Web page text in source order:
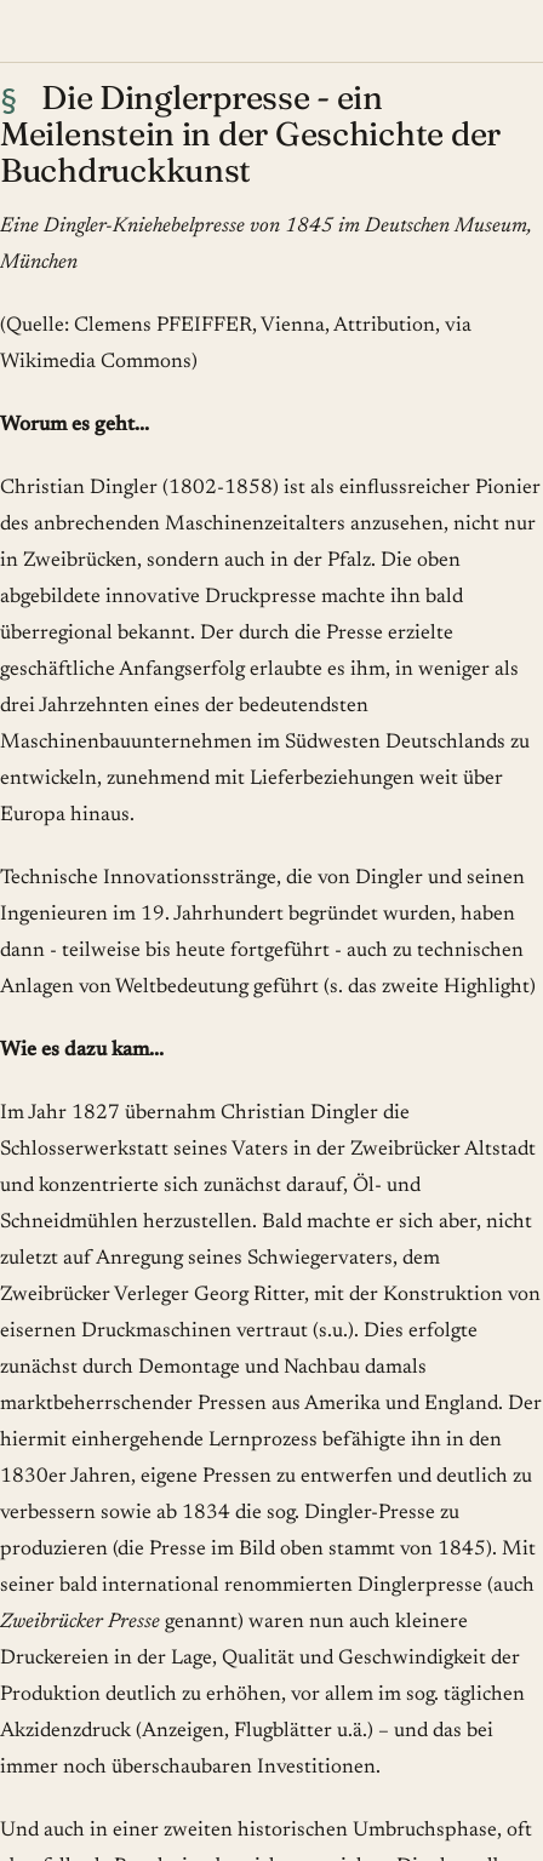
§
Die Dinglerpresse - ein
Meilenstein in der Geschichte der
Buchdruckkunst
Eine Dingler-Kniehebelpresse von 1845 im Deutschen Museum,
München
(Quelle: Clemens PFEIFFER, Vienna, Attribution, via
Wikimedia Commons)
Worum es geht...
Christian Dingler (1802-1858) ist als einflussreicher Pionier
des anbrechenden Maschinenzeitalters anzusehen, nicht nur
in Zweibrücken, sondern auch in der Pfalz. Die oben
abgebildete innovative Druckpresse machte ihn bald
überregional bekannt. Der durch die Presse erzielte
geschäftliche Anfangserfolg erlaubte es ihm, in weniger als
drei Jahrzehnten eines der bedeutendsten
Maschinenbauunternehmen im Südwesten Deutschlands zu
entwickeln, zunehmend mit Lieferbeziehungen weit über
Europa hinaus.
Technische Innovationsstränge, die von Dingler und seinen
Ingenieuren im 19. Jahrhundert begründet wurden, haben
dann - teilweise bis heute fortgeführt - auch zu technischen
Anlagen von Weltbedeutung geführt (s. das zweite Highlight)
Wie es dazu kam...
Im Jahr 1827 übernahm Christian Dingler die
Schlosserwerkstatt seines Vaters in der Zweibrücker Altstadt
und konzentrierte sich zunächst darauf, Öl- und
Schneidmühlen herzustellen. Bald machte er sich aber, nicht
zuletzt auf Anregung seines Schwiegervaters, dem
Zweibrücker Verleger Georg Ritter, mit der Konstruktion von
eisernen Druckmaschinen vertraut (s.u.). Dies erfolgte
zunächst durch Demontage und Nachbau damals
marktbeherrschender Pressen aus Amerika und England. Der
hiermit einhergehende Lernprozess befähigte ihn in den
1830er Jahren, eigene Pressen zu entwerfen und deutlich zu
verbessern sowie ab 1834 die sog. Dingler-Presse zu
produzieren (die Presse im Bild oben stammt von 1845). Mit
seiner bald international renommierten Dinglerpresse (auch
Zweibrücker Presse genannt) waren nun auch kleinere
Druckereien in der Lage, Qualität und Geschwindigkeit der
Produktion deutlich zu erhöhen, vor allem im sog. täglichen
Akzidenzdruck (Anzeigen, Flugblätter u.ä.) – und das bei
immer noch überschaubaren Investitionen.
Und auch in einer zweiten historischen Umbruchsphase, oft